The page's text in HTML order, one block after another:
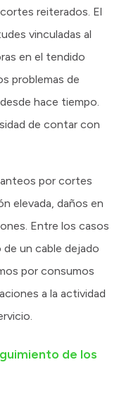
reiterados. El
vinculadas al
en el tendido
problemas de
hace tiempo.
de contar con
por cortes
elevada, daños en
Entre los casos
un cable dejado
por consumos
a la actividad
de los